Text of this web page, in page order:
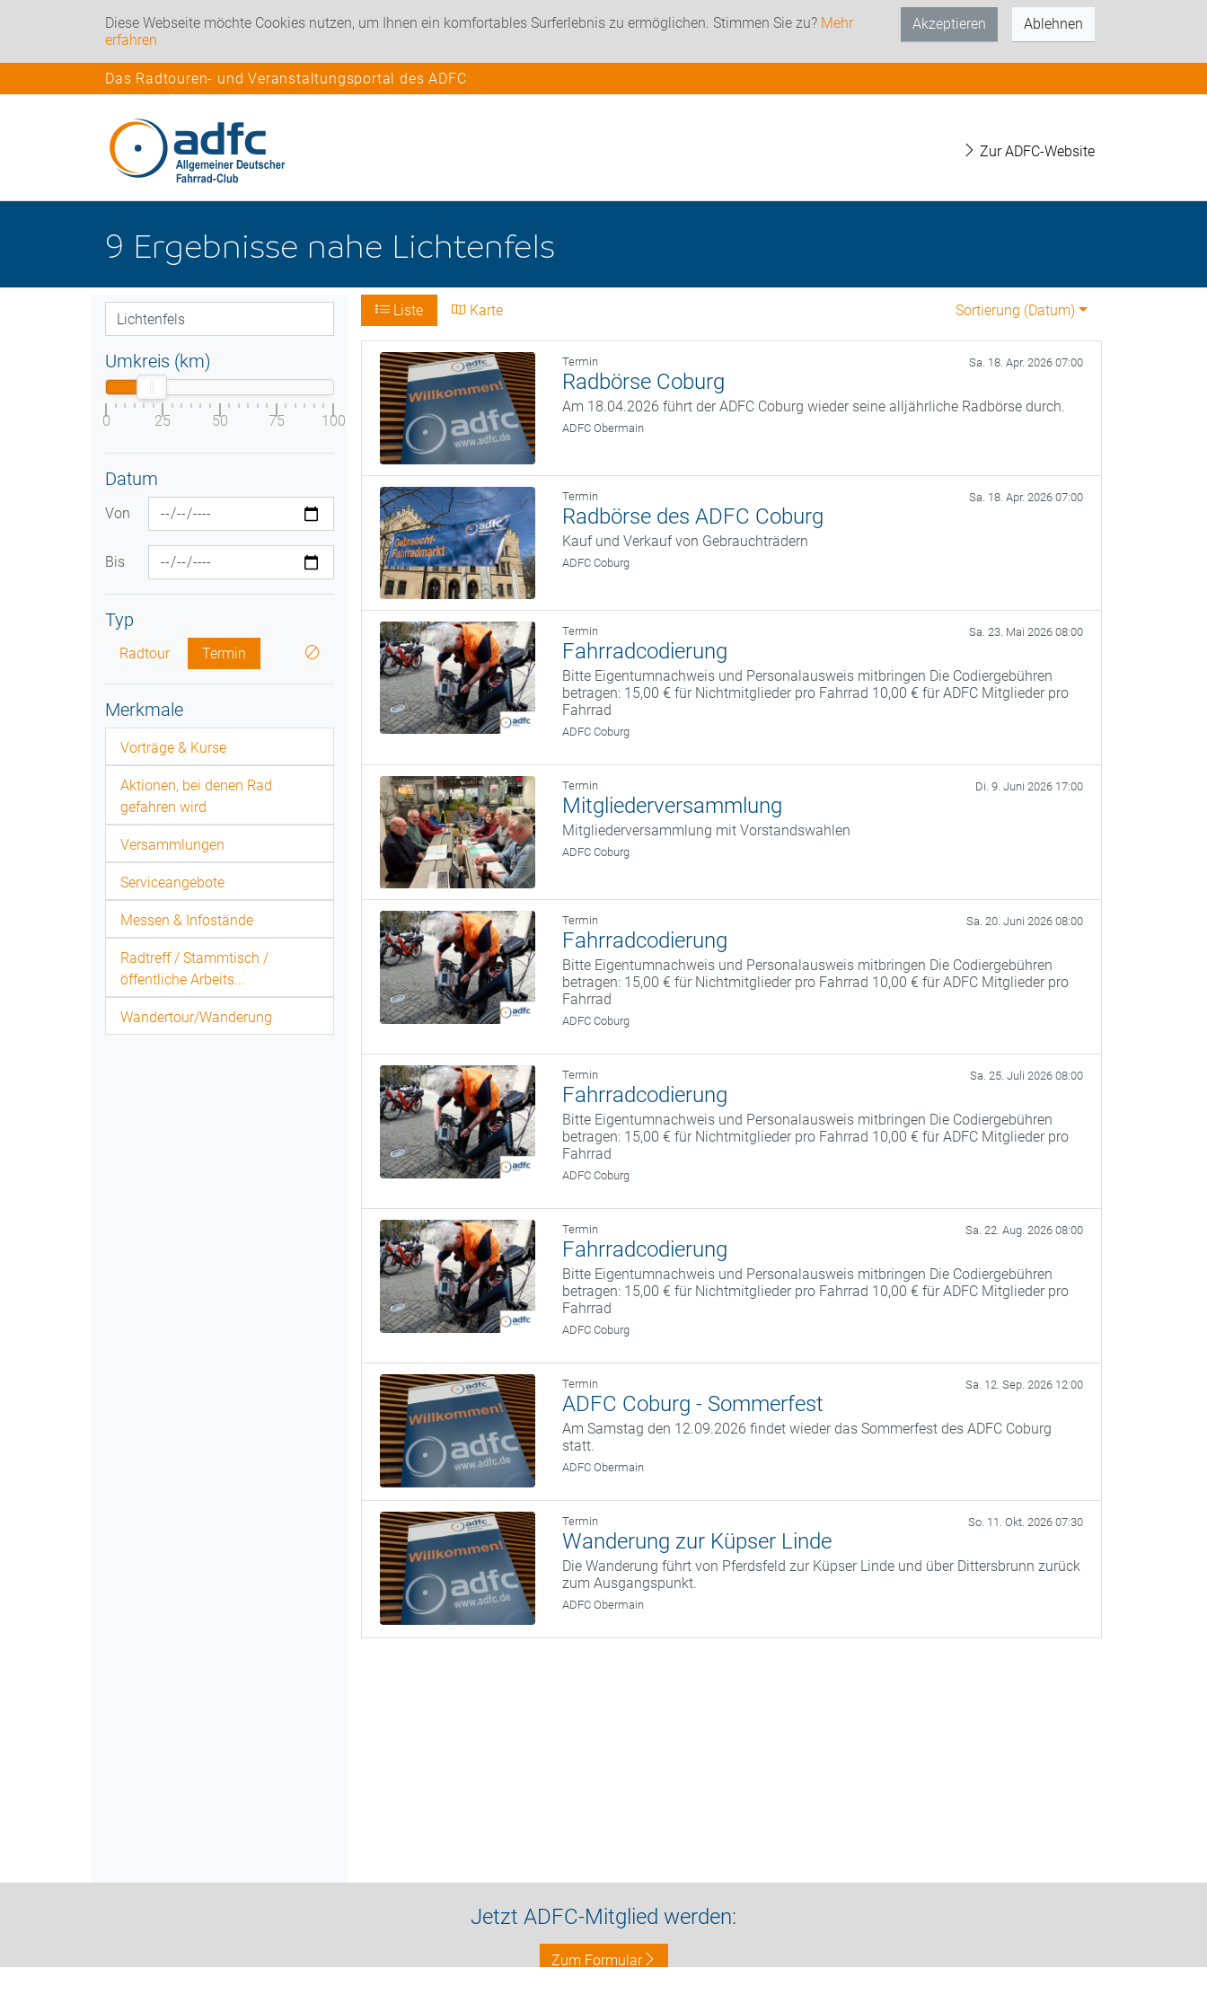
Diese Webseite möchte Cookies nutzen, um Ihnen ein komfortables Surferlebnis zu ermöglichen. Stimmen Sie zu? Mehr
erfahren
Akzeptieren Ablehnen
Das Radtouren- und Veranstaltungsportal des ADFC
Zur ADFC-Website
9 Ergebnisse nahe Lichtenfels
Umkreis (km)
0 25 50 75 100
Datum
Von
Bis
Typ
Radtour Termin
Merkmale
Vorträge & Kurse
Aktionen, bei denen Rad
gefahren wird
Versammlungen
Serviceangebote
Messen & Infostände
Radtreff / Stammtisch /
öffentliche Arbeits...
Wandertour/Wanderung
Liste Karte Sortierung (Datum)
Termin Sa. 18. Apr. 2026 07:00
Radbörse Coburg
Am 18.04.2026 führt der ADFC Coburg wieder seine alljährliche Radbörse durch.
ADFC Obermain
Termin Sa. 18. Apr. 2026 07:00
Radbörse des ADFC Coburg
Kauf und Verkauf von Gebrauchträdern
ADFC Coburg
Termin Sa. 23. Mai 2026 08:00
Fahrradcodierung
Bitte Eigentumnachweis und Personalausweis mitbringen Die Codiergebühren
betragen: 15,00 € für Nichtmitglieder pro Fahrrad 10,00 € für ADFC Mitglieder pro
Fahrrad
ADFC Coburg
Termin Di. 9. Juni 2026 17:00
Mitgliederversammlung
Mitgliederversammlung mit Vorstandswahlen
ADFC Coburg
Termin Sa. 20. Juni 2026 08:00
Fahrradcodierung
Bitte Eigentumnachweis und Personalausweis mitbringen Die Codiergebühren
betragen: 15,00 € für Nichtmitglieder pro Fahrrad 10,00 € für ADFC Mitglieder pro
Fahrrad
ADFC Coburg
Termin Sa. 25. Juli 2026 08:00
Fahrradcodierung
Bitte Eigentumnachweis und Personalausweis mitbringen Die Codiergebühren
betragen: 15,00 € für Nichtmitglieder pro Fahrrad 10,00 € für ADFC Mitglieder pro
Fahrrad
ADFC Coburg
Termin Sa. 22. Aug. 2026 08:00
Fahrradcodierung
Bitte Eigentumnachweis und Personalausweis mitbringen Die Codiergebühren
betragen: 15,00 € für Nichtmitglieder pro Fahrrad 10,00 € für ADFC Mitglieder pro
Fahrrad
ADFC Coburg
Termin Sa. 12. Sep. 2026 12:00
ADFC Coburg - Sommerfest
Am Samstag den 12.09.2026 findet wieder das Sommerfest des ADFC Coburg
statt.
ADFC Obermain
Termin So. 11. Okt. 2026 07:30
Wanderung zur Küpser Linde
Die Wanderung führt von Pferdsfeld zur Küpser Linde und über Dittersbrunn zurück
zum Ausgangspunkt.
ADFC Obermain
Jetzt ADFC-Mitglied werden:
Zum Formular